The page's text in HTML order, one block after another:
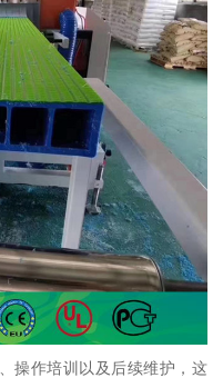
操作培训以及后续维护，这